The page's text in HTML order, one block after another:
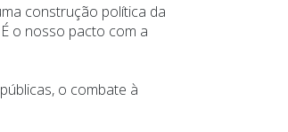
construção política da
o nosso pacto com a
o combate à